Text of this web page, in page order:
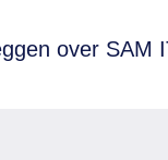
over SAM